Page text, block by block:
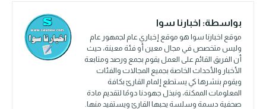
بواسطة: اخبارنا سوا
موقع اخبارنا سوا هو موقع إخباري عام لجمهور عام
وليس متخصص في مجال معين أو فئة معينة، حيث
أن الفريق القائم على العمل يقوم بجمع ورصد ومتابعة
الأخبار والأحداث الخاصة بجميع المجالات والفئات
ويقوم بنشرها كي يستطع إلمام القارئ بكافة
المعلومات الممكنة، ونبذل جهودنا دومًا لتقديم مادة
صحفية دسمة وسلسة يحبها القارئ ويستفيد منها.